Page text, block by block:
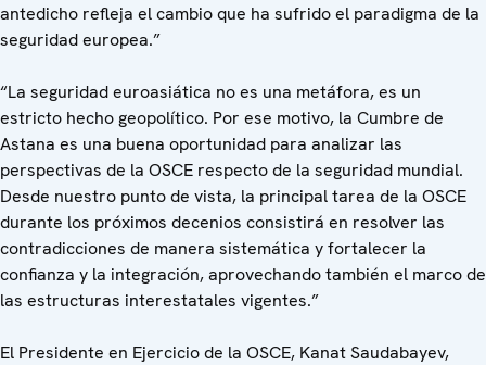
antedicho refleja el cambio que ha sufrido el paradigma de la
seguridad europea.”
“La seguridad euroasiática no es una metáfora, es un
estricto hecho geopolítico. Por ese motivo, la Cumbre de
Astana es una buena oportunidad para analizar las
perspectivas de la OSCE respecto de la seguridad mundial.
Desde nuestro punto de vista, la principal tarea de la OSCE
durante los próximos decenios consistirá en resolver las
contradicciones de manera sistemática y fortalecer la
confianza y la integración, aprovechando también el marco de
las estructuras interestatales vigentes.”
El Presidente en Ejercicio de la OSCE, Kanat Saudabayev,